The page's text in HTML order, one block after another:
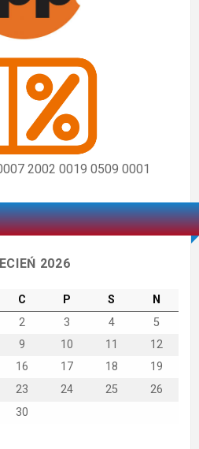
2002 0019 0509 0001
2026
C P S
N
2 3 4
5
9 10 11
12
16 17 18
19
23 24 25
26
30